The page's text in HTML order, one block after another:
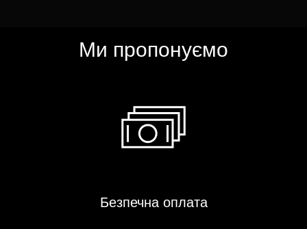
Ми пропонуємо
Безпечна оплата